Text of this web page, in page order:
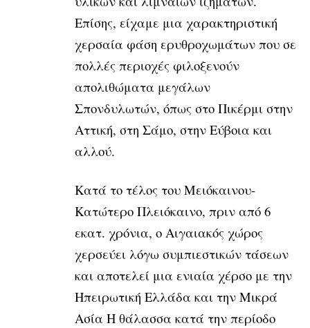
Επίσης, είχαμε μια χαρακτηριστική
χερσαία φάση ερυθροχωμάτων που σε
πολλές περιοχές φιλοξενούν
απολιθώματα μεγάλων
Σπονδυλωτών, όπως στο Πικέρμι στην
Αττική, στη Σάμο, στην Εύβοια και
αλλού.
Κατά το τέλος του Μειόκαινου-
Κατώτερο Πλειόκαινο, πριν από 6
εκατ. χρόνια, ο Αιγαιακός χώρος
χερσεύει λόγω συμπιεστικών τάσεων
και αποτελεί μια ενιαία χέρσο με την
Ηπειρωτική Ελλάδα και την Μικρά
Ασία Η θάλασσα κατά την περίοδο